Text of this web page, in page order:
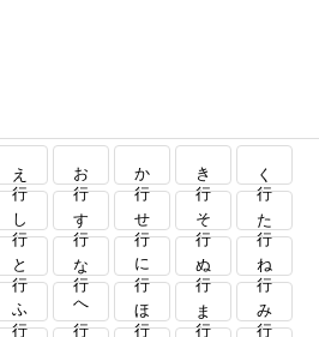
え行 お行 か行 き行 く行
し行 す行 せ行 そ行 た行
と行 な行 に行 ぬ行 ね行
ふ行 へ行 ほ行 ま行 み行